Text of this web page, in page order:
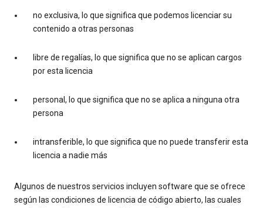
no exclusiva, lo que significa que podemos licenciar su
contenido a otras personas
libre de regalías, lo que significa que no se aplican cargos
por esta licencia
personal, lo que significa que no se aplica a ninguna otra
persona
intransferible, lo que significa que no puede transferir esta
licencia a nadie más
Algunos de nuestros servicios incluyen software que se ofrece
según las condiciones de licencia de código abierto, las cuales